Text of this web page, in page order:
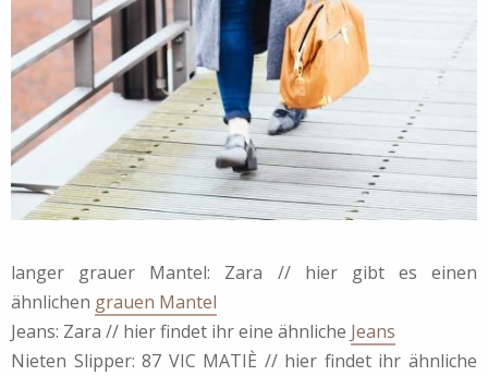
langer grauer Mantel: Zara // hier gibt es einen
ähnlichen grauen Mantel
Jeans: Zara // hier findet ihr eine ähnliche Jeans
Nieten Slipper: 87 VIC MATIÈ // hier findet ihr ähnliche